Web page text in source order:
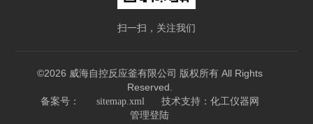
扫一扫，关注我们
©2026 威海自控反应釜有限公司 版权所有 All Rights
Reserved.
备案号： sitemap.xml 技术支持： 化工仪器网
管理登陆